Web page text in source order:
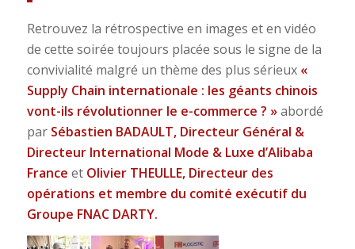
Retrouvez la rétrospective en images et en vidéo
de cette soirée toujours placée sous le signe de la
convivialité malgré un thème des plus sérieux «
Supply Chain internationale : les géants chinois
vont-ils révolutionner le e-commerce ? »abordé
par Sébastien BADAULT, Directeur Général &
Directeur International Mode & Luxe d’Alibaba
France et Olivier THEULLE, Directeur des
opérations et membre du comité exécutif du
Groupe FNAC DARTY.